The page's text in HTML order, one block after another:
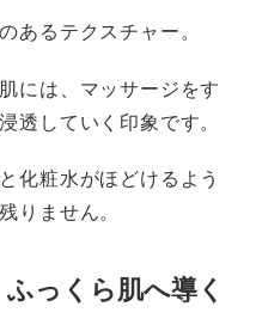
あるテクスチャー。
には、マッサージをす
透していく印象です。
化粧水がほどけるよう
りません。
っくら肌へ導く